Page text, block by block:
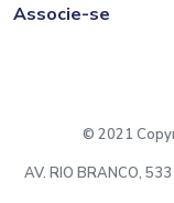
Associe-se
© 2021
AV. RIO BRANCO,